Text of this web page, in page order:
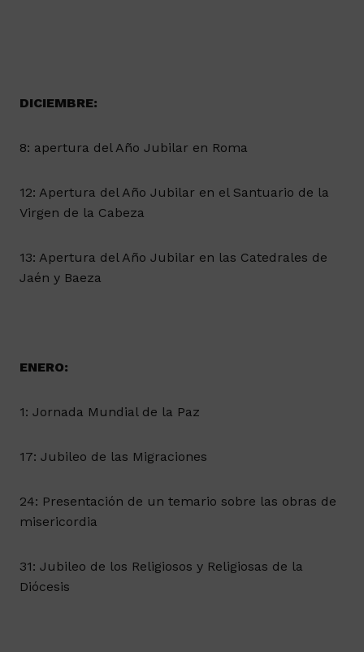
DICIEMBRE:
8: apertura del Año Jubilar en Roma
12: Apertura del Año Jubilar en el Santuario de la
Virgen de la Cabeza
13: Apertura del Año Jubilar en las Catedrales de
Jaén y Baeza
ENERO:
1: Jornada Mundial de la Paz
17: Jubileo de las Migraciones
24: Presentación de un temario sobre las obras de
misericordia
31: Jubileo de los Religiosos y Religiosas de la
Diócesis